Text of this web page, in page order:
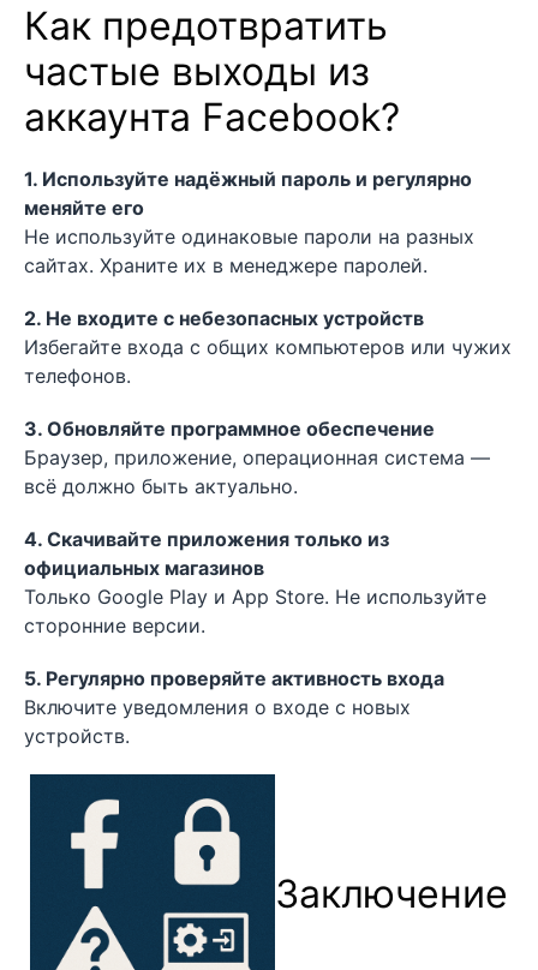
Как предотвратить
частые выходы из
аккаунта Facebook?
1. Используйте надёжный пароль и регулярно
меняйте его
Не используйте одинаковые пароли на разных
сайтах. Храните их в менеджере паролей.
2. Не входите с небезопасных устройств
Избегайте входа с общих компьютеров или чужих
телефонов.
3. Обновляйте программное обеспечение
Браузер, приложение, операционная система —
всё должно быть актуально.
4. Скачивайте приложения только из
официальных магазинов
Только Google Play и App Store. Не используйте
сторонние версии.
5. Регулярно проверяйте активность входа
Включите уведомления о входе с новых
устройств.
Заключение